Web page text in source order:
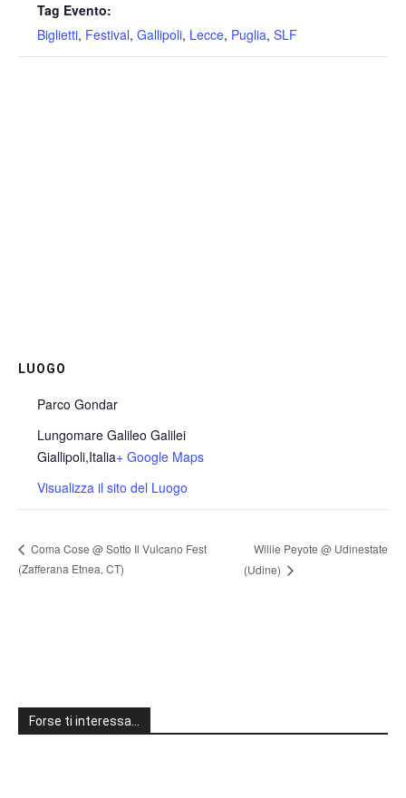
Tag Evento:
Biglietti, Festival, Gallipoli, Lecce, Puglia, SLF
LUOGO
Parco Gondar
Lungomare Galileo Galilei
Giallipoli,Italia+ Google Maps
Visualizza il sito del Luogo
Coma Cose @ Sotto Il Vulcano Fest
(Zafferana Etnea, CT)
Willie Peyote @ Udinestate
(Udine)
Forse ti interessa…